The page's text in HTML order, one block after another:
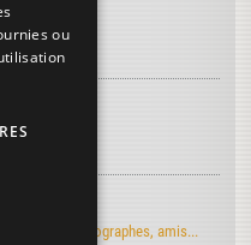
peintres, photographes, amis...
ou